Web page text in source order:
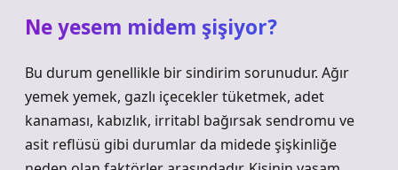
Ne yesem midem şişiyor?
Bu durum genellikle bir sindirim sorunudur. Ağır
yemek yemek, gazlı içecekler tüketmek, adet
kanaması, kabızlık, irritabl bağırsak sendromu ve
asit reflüsü gibi durumlar da midede şişkinliğe